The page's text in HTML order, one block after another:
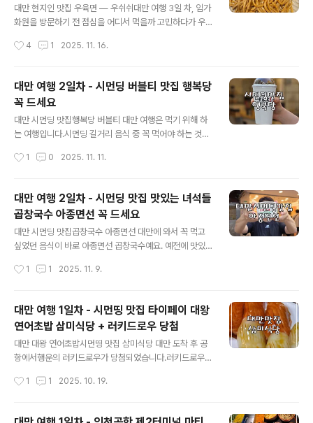
기부해 보존되었습니다.현재는 타이완을 대표하는역사 유
적이자 린가의번영을 보여주는 공간으로 남아 있습니다.
요.대만에 있는 일본식 건물의분위기를 느낄 수 있는 곳이
대만 현지인 맛집 우육면 — 우쉬쉬대만 여행 3일 차, 임가
화원을 방문하기 전 점심을 어디서 먹을까 고민하다가 우
습니다. 원래 가려고 했던 베이징덕 맛집이 공사 중이라 근
길에 위치한 우쉬쉬는 주변 분위기부터 굉장히 로컬스러웠
어요. 관광객들이 많이 찾는 화려한 거리와는 다르게, 평소
대만 사람들이 생활하는 모습이 그대로 느껴졌어요. 숙소
도 저렴한 곳이 많아서 반차오 쪽을 여행 루트로 잡는 분들
이징덕 집에서 도보로 이동했는데, 걷는 동안 현지 느낌 나
4 1 2025. 11. 16.
대만 여행 2일차 - 시먼딩 버블티 맛집 행복당
꼭 드세요
대만 시먼딩 맛집행복당 버블티 대만 여행은 먹기 위해 하
는 여행입니다.시먼딩 길거리 음식 중 꼭 먹어야 하는 것이
블티가 유명했는데버블티 원조 대만에서 가장 유명한시먼
구경을 하면서 봤는데줄이 정말 길더라고요. 대만 여행 2
일차 - 시먼딩 맛집 맛있는 녀석들 곱창국수 아종면선 꼭
드세요대만 시먼딩 맛집곱창국수 아종면선 대만에 와서 꼭
먹고 싶었던 음식이 바로 아종면선 곱창국수예요. 예전에
님이 진짜 맛있게 먹어kimegi.co.kr 그래서 아침 일찍 방
1 0 2025. 11. 11.
대만 여행 2일차 - 시먼딩 맛집 맛있는 녀석들
곱창국수 아종면선 꼭 드세요
대만 시먼딩 맛집곱창국수 아종면선 대만에 와서 꼭 먹고
싶었던 음식이 바로 아종면선 곱창국수예요. 예전에 맛있
이 진짜 맛있게 먹어서 꼭 먹어보고 싶었어요. 일단 대만 2
어요. 저희는 여행을 가면 꼭 일찍 일어나서 오전에 운동도
할 겸 뛰어서 갔어요. 타이베이역이 숙소라 20분 정도 뛰
면 금방 도착하는 거리에 있더라고요. 여행 가서 처음으로
런닝을 했는데 기분이 좋더라고요. 그런데 대만 진짜 너무
더워요. 시내 구경도 하면서 갔는데 아침에도 대만 진짜 덥
선에 도착했습니다. 어제저녁에 지나갔을 때는 사람이 많
1 1 2025. 11. 9.
대만 여행 1일차 - 시먼띵 맛집 타이페이 대왕
연어초밥 삼미식당 + 러키드로우 당첨
대만 대왕 연어초밥시먼띵 맛집 삼미식당 대만 도착 후 공
항에서행운의 러키드로우가 당첨되었습니다.러키드로우는
게추첨으로 5,000대만 달러를쿠폰으로 주는 이벤트예요.
성공해서5,000 대만 달러 카드를 받았습니다.아쉽게도 이
1 1 2025. 10. 19.